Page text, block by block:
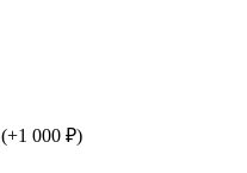
(+1 000 ₽)